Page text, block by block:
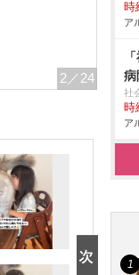
2 ／24
時
ア
病
社
時
ア